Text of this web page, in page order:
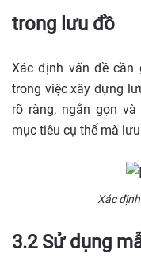
trong lưu đồ
Xác định vấn đề cần
trong việc xây dựng
rõ ràng, ngắn gọn
mục tiêu cụ thể mà
Xác
3.2 Sử dụng